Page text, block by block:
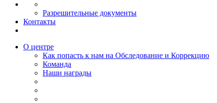
Разрешительные документы
Контакты
О центре
Как попасть к нам на Обследование и Коррекцию
Команда
Наши награды